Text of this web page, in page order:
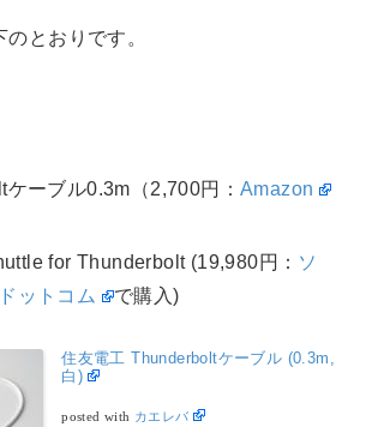
とおりです。
ーブル0.3m（2,700円： Amazon
for Thunderbolt (19,980円： ソ
ットコム
で購入)
住友電工 Thunderboltケーブル (0.3m,
白)
posted with カエレバ